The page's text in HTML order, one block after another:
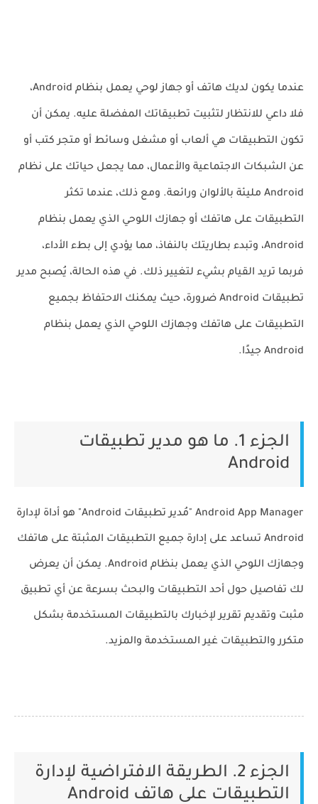
عندما يكون لديك هاتف أو جهاز لوحي يعمل بنظام Android،
فلا داعي للانتظار لتثبيت تطبيقاتك المفضلة عليه. يمكن أن
تكون التطبيقات هي ألعاب أو مشغل وسائط أو متجر كتب أو
عن الشبكات الاجتماعية والأعمال، مما يجعل حياتك على نظام
Android مليئة بالألوان ورائعة. ومع ذلك، عندما تكثر
التطبيقات على هاتفك أو جهازك اللوحي الذي يعمل بنظام
Android، وتبدء بطاريتك بالنفاذ، مما يؤدي إلى بطء الأداء،
فربما تريد القيام بشيء لتغيير ذلك. في هذه الحالة، يُصبح مدير
تطبيقات Android ضرورة، حيث يمكنك الاحتفاظ بجميع
التطبيقات على هاتفك وجهازك اللوحي الذي يعمل بنظام
Android جيدًا.
الجزء 1. ما هو مدير تطبيقات
Android
Android App Manager "مُدير تطبيقات Android" هو أداة لإدارة
Android تساعد على إدارة جميع التطبيقات المثبتة على هاتفك
وجهازك اللوحي الذي يعمل بنظام Android. يمكن أن يعرض
لك تفاصيل حول أحد التطبيقات والبحث بسرعة عن أي تطبيق
مثبت وتقديم تقرير لإخبارك بالتطبيقات المستخدمة بشكل
متكرر والتطبيقات غير المستخدمة والمزيد.
الجزء 2. الطريقة الافتراضية لإدارة
التطبيقات على هاتف Android